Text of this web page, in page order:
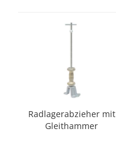
Radlagerabzieher mit
Gleithammer